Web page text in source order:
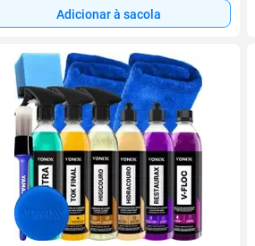
Adicionar à sacola